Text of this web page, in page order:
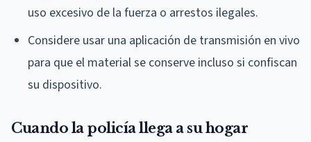
uso excesivo de la fuerza o arrestos ilegales.
Considere usar una aplicación de transmisión en vivo
para que el material se conserve incluso si confiscan
su dispositivo.
Cuando la policía llega a su hogar